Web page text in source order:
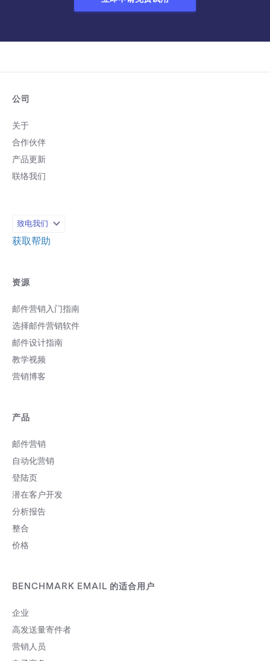
公司
关于
合作伙伴
产品更新
联络我们
致电我们
获取帮助
资源
邮件营销入门指南
选择邮件营销软件
邮件设计指南
教学视频
营销博客
产品
邮件营销
自动化营销
登陆页
潜在客户开发
分析报告
整合
价格
BENCHMARK EMAIL 的适合用户
企业
高发送量寄件者
营销人员